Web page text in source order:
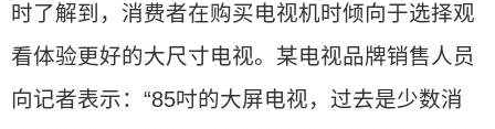
时了解到，消费者在购买电视机时倾向于选择观
看体验更好的大尺寸电视。某电视品牌销售人员
向记者表示：“85吋的大屏电视，过去是少数消